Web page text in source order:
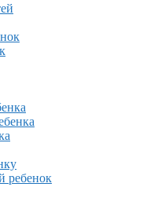
ребенок